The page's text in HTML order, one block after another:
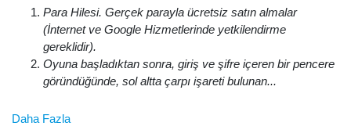
Para Hilesi. Gerçek parayla ücretsiz satın almalar
(İnternet ve Google Hizmetlerinde yetkilendirme
gereklidir).
Oyuna başladıktan sonra, giriş ve şifre içeren bir pencere
göründüğünde, sol altta çarpı işareti bulunan...
Daha Fazla